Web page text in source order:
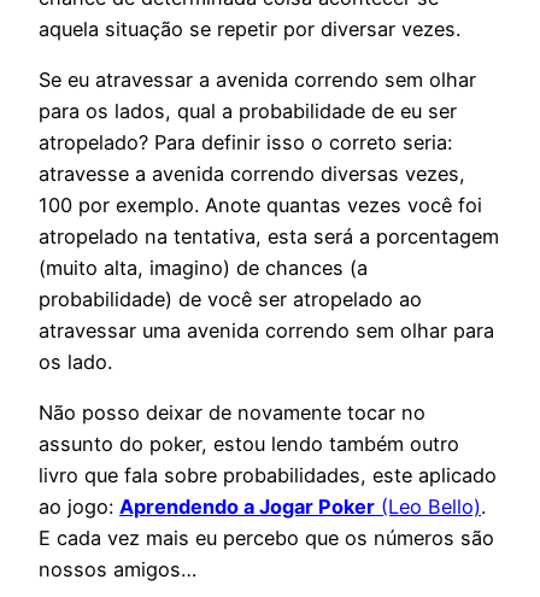
aquela situação se repetir por diversar vezes.
Se eu atravessar a avenida correndo sem olhar
para os lados, qual a probabilidade de eu ser
atropelado? Para definir isso o correto seria:
atravesse a avenida correndo diversas vezes,
100 por exemplo. Anote quantas vezes você foi
atropelado na tentativa, esta será a porcentagem
(muito alta, imagino) de chances (a
probabilidade) de você ser atropelado ao
atravessar uma avenida correndo sem olhar para
os lado.
Não posso deixar de novamente tocar no
assunto do poker, estou lendo também outro
livro que fala sobre probabilidades, este aplicado
ao jogo: Aprendendo a Jogar Poker (Leo Bello).
E cada vez mais eu percebo que os números são
nossos amigos…